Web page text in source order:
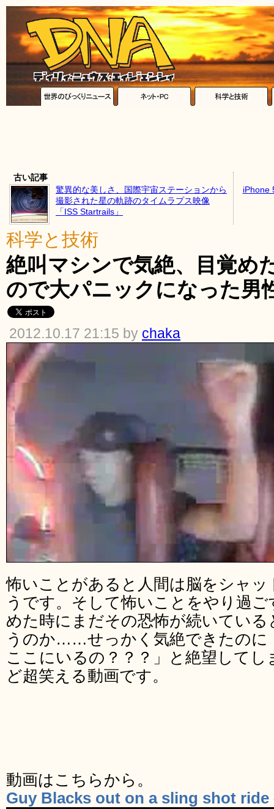
古い記事
驚異的な美しさ、国際宇宙ステーションから
撮影された星の軌跡のタイムラプス映像
「ISS Startrails」
iPhone
科学と技術
絶叫マシンで気絶、目覚め
ので大パニックになった男
2012.10.17 21:15 by chaka
怖いことがあると人間は脳をシャ
うです。そして怖いことをやり過
めた時にまだその恐怖が続いてい
うのか……せっかく気絶できたのに
ここにいるの？？？」と絶望して
ど超笑える動画です。
動画はこちらから。
Guy Blacks out on a sling shot ride